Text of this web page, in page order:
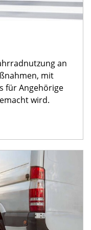
an
mit
für Angehörige
wird.